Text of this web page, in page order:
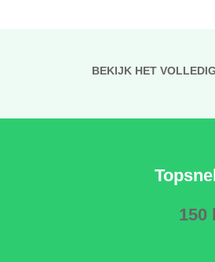
BEKIJK HET
150